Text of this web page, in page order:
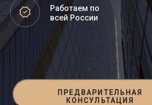
Работаем по
всей России
ПРЕДВАРИТЕЛЬНАЯ
КОНСУЛЬТАЦИЯ